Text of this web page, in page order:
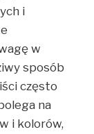
i
w
sposób
często
na
i kolorów,